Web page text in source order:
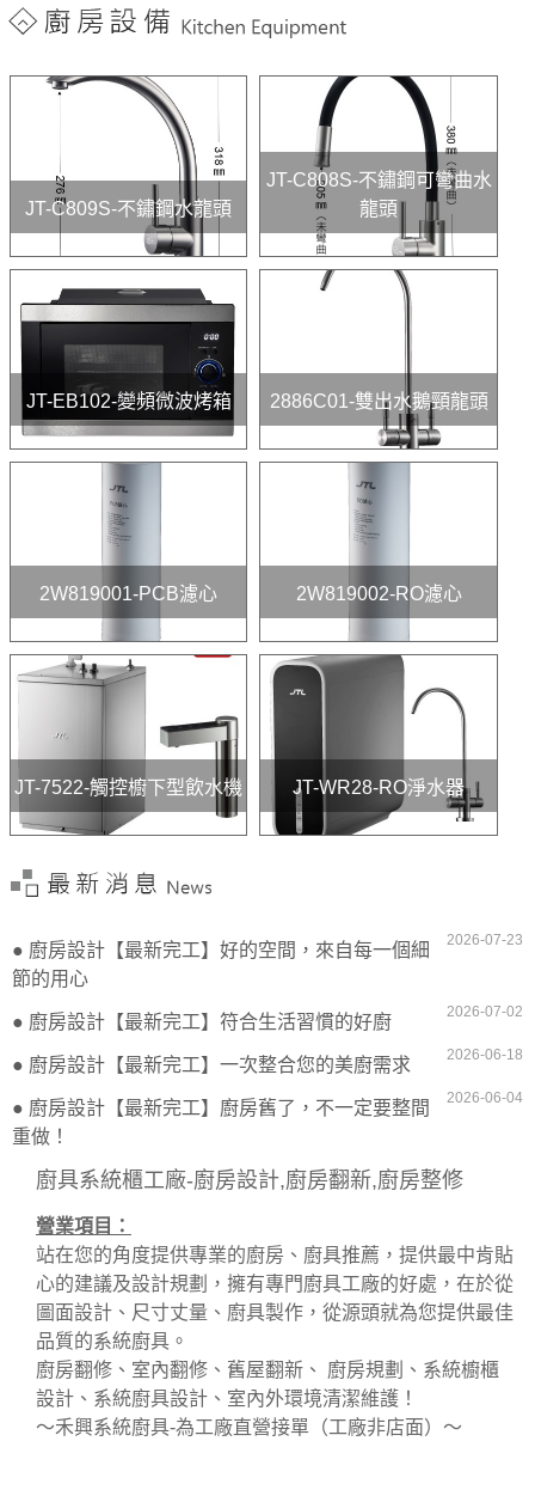
JT-C809S-不鏽鋼水龍頭
JT-C808S-不鏽鋼可彎曲水
龍頭
JT-EB102-變頻微波烤箱 2886C01-雙出水鵝頸龍頭
2W819001-PCB濾心 2W819002-RO濾心
JT-7522-觸控櫥下型飲水機 JT-WR28-RO淨水器
● 廚房設計【最新完工】好的空間，來自每一個細
節的用心
2026-07-23
● 廚房設計【最新完工】符合生活習慣的好廚 2026-07-02
● 廚房設計【最新完工】一次整合您的美廚需求 2026-06-18
● 廚房設計【最新完工】廚房舊了，不一定要整間
重做！
2026-06-04
廚具系統櫃工廠-廚房設計,廚房翻新,廚房整修
營業項目：
站在您的角度提供專業的廚房、廚具推薦，提供最中肯貼
心的建議及設計規劃，擁有專門廚具工廠的好處，在於從
圖面設計、尺寸丈量、廚具製作，從源頭就為您提供最佳
品質的系統廚具。
廚房翻修、室內翻修、舊屋翻新、 廚房規劃、系統櫥櫃
設計、系統廚具設計、室內外環境清潔維護！
～禾興系統廚具-為工廠直營接單（工廠非店面）～